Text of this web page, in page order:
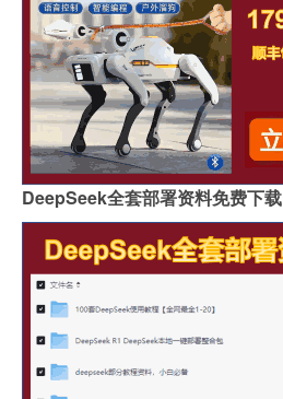
DeepSeek全套部署资料免费下载